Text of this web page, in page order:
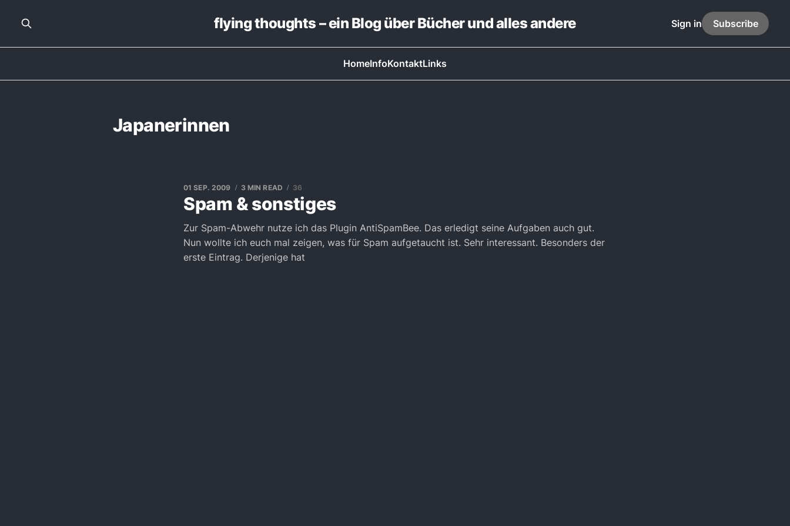
flying thoughts – ein Blog über Bücher und alles andere
HomeInfoKontaktLinks
Sign in Subscribe
Japanerinnen
Spam & sonstiges
01 SEP. 2009 3 MIN READ 36
Zur Spam-Abwehr nutze ich das Plugin AntiSpamBee. Das erledigt seine Aufgaben auch gut.
Nun wollte ich euch mal zeigen, was für Spam aufgetaucht ist. Sehr interessant. Besonders der
erste Eintrag. Derjenige hat